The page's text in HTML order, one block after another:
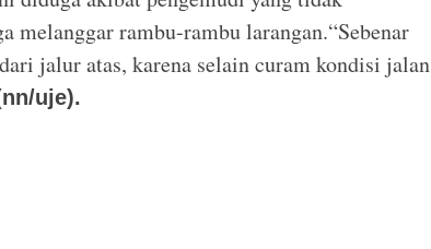
melanggar rambu-rambu larangan.“Sebenar
jalur atas, karena selain curam kondisi jalan
uje).